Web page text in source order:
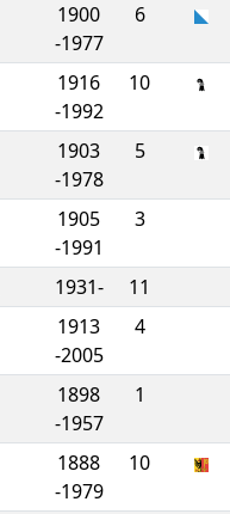
1900
-1977
6
1916
-1992
10
1903
-1978
5
1905
-1991
3
1931-
11
1913
-2005
4
1898
-1957
1
1888
-1979
10